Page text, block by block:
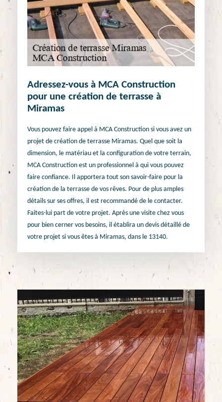
Adressez-vous à MCA Construction
pour une création de terrasse à
Miramas
Vous pouvez faire appel à MCA Construction si vous avez un
projet de création de terrasse Miramas. Quel que soit la
dimension, le matériau et la configuration de votre terrain,
MCA Construction est un professionnel à qui vous pouvez
faire confiance. Il apportera tout son savoir-faire pour la
création de la terrasse de vos rêves. Pour de plus amples
détails sur ses offres, il est recommandé de le contacter.
Faites-lui part de votre projet. Après une visite chez vous
pour bien cerner vos besoins, il établira un devis détaillé de
votre projet si vous êtes à Miramas, dans le 13140.